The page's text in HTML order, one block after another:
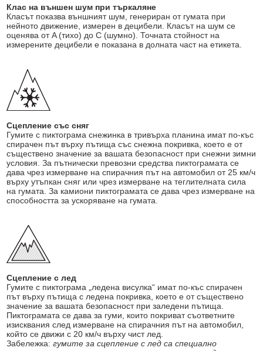
Клас на външен шум при търкаляне
Класът показва външният шум, генериран от гумата при
нейното движение, измерен в децибели. Класът на шум се
оценява от A (тихо) до C (шумно). Точната стойност на
измерените децибели е показана в долната част на етикета.
Сцепление със сняг
Гумите с пиктограма снежинка в тривърха планина имат по-къс
спирачен път върху пътища със снежна покривка, което е от
съществено значение за вашата безопасност при снежни зимни
условия. За пътнически превозни средства пиктограмата се
дава чрез измерване на спирачния път на автомобил от 25 км/ч
върху утъпкан сняг или чрез измерване на теглителната сила
на гумата. За камиони пиктограмата се дава чрез измерване на
способността за ускоряване на гумата.
Сцепление с лед
Гумите с пиктограма „ледена висулка“ имат по-къс спирачен
път върху пътища с ледена покривка, което е от съществено
значение за вашата безопасност при заледени пътища.
Пиктограмата се дава за гуми, които покриват съответните
изисквания след измерване на спирачния път на автомобил,
който се движи с 20 км/ч върху чист лед.
Забележка:гумите за сцепление с лед са специално